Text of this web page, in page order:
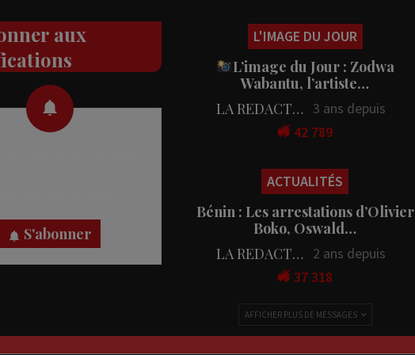
aux
S'abonner
L'IMAGE DU JOUR
L’image du Jour : Zodwa
Wabantu, l’artiste…
LA REDACTION 3 ans depuis
42 789
ACTUALITÉS
Bénin : Les arrestations d’Olivier
Boko, Oswald…
LA REDACTION
2 ans depuis
37 318
AFFICHER PLUS DE MESSAGES